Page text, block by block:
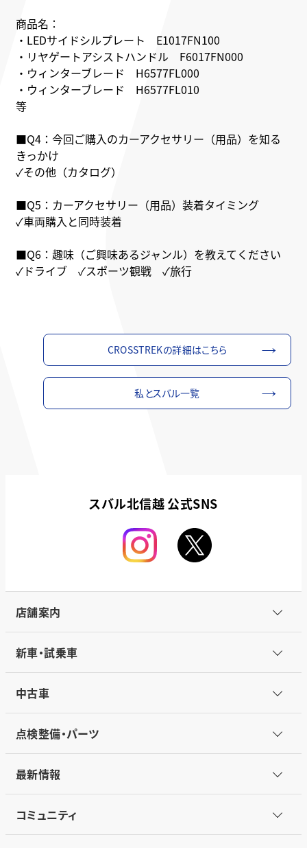
商品名：
・LEDサイドシルプレート E1017FN100
・リヤゲートアシストハンドル F6017FN000
・ウィンターブレード H6577FL000
・ウィンターブレード H6577FL010
等
■Q4：今回ご購入のカーアクセサリー（用品）を知る
きっかけ
✓その他（カタログ）
■Q5：カーアクセサリー（用品）装着タイミング
✓車両購入と同時装着
■Q6：趣味（ご興味あるジャンル）を教えてください
✓ドライブ ✓スポーツ観戦 ✓旅行
CROSSTREKの詳細はこちら
私とスバル一覧
スバル北信越 公式SNS
店舗案内
新車・試乗車
中古車
点検整備・パーツ
最新情報
コミュニティ